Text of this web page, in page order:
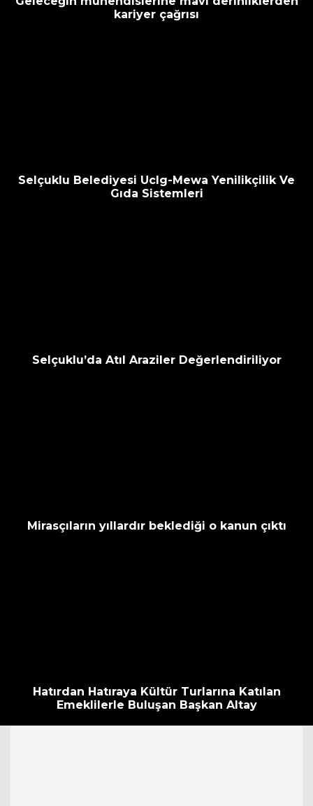
kariyer çağrısı
Selçuklu Belediyesi Uclg-Mewa Yenilikçilik Ve
Gıda Sistemleri
Selçuklu’da Atıl Araziler Değerlendiriliyor
Mirasçıların yıllardır beklediği o kanun çıktı
Hatırdan Hatıraya Kültür Turlarına Katılan
Emeklilerle Buluşan Başkan Altay